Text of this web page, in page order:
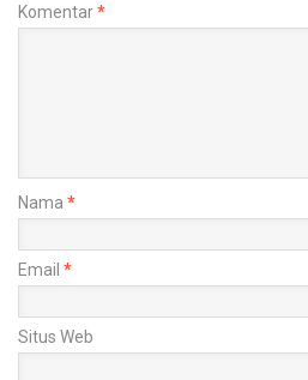
Komentar*
Nama *
Email *
Situs Web